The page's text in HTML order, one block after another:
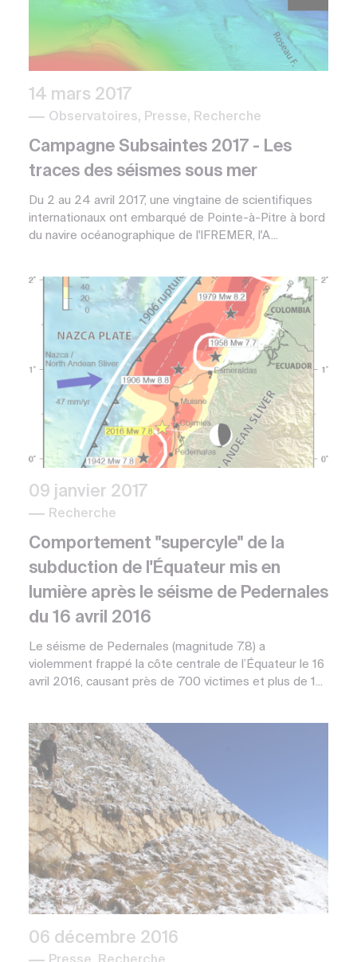
14 mars 2017
Observatoires, Presse, Recherche
Campagne Subsaintes 2017 - Les
traces des séismes sous mer
Du 2 au 24 avril 2017, une vingtaine de scientifiques
internationaux ont embarqué de Pointe-à-Pitre à bord
du navire océanographique de l'IFREMER, l'A...
09 janvier 2017
Recherche
Comportement "supercyle" de la
subduction de l'Équateur mis en
lumière après le séisme de Pedernales
du 16 avril 2016
Le séisme de Pedernales (magnitude 7.8) a
violemment frappé la côte centrale de l’Équateur le 16
avril 2016, causant près de 700 victimes et plus de 1...
06 décembre 2016